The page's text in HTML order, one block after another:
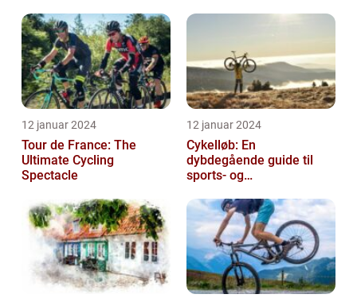
publikum fra...
sportsfans fra hele ve...
12 januar 2024
Tour de France: The
Ultimate Cycling
Spectacle
12 januar 2024
Cykelløb: En
dybdegående guide til
sports- og